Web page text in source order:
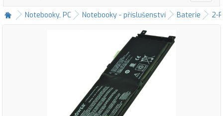
Notebooky, PC Notebooky - příslušenství Baterie 2-